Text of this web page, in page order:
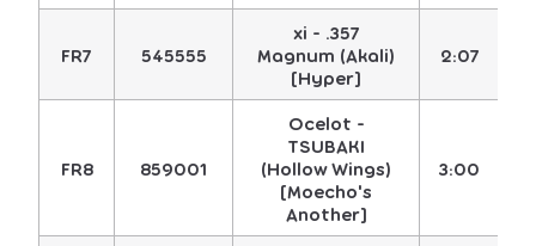
FR7 545555
xi - .357
Magnum (Akali)
[Hyper]
2:07
FR8 859001
Ocelot -
TSUBAKI
(Hollow Wings)
[Moecho's
Another]
3:00